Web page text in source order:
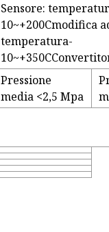
Sensore:
10~+200Cmodifica
temperatura-
Pressione
media <2,5 Mpa